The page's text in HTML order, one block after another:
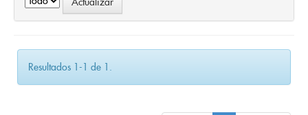
Resultados 1-1 de 1.